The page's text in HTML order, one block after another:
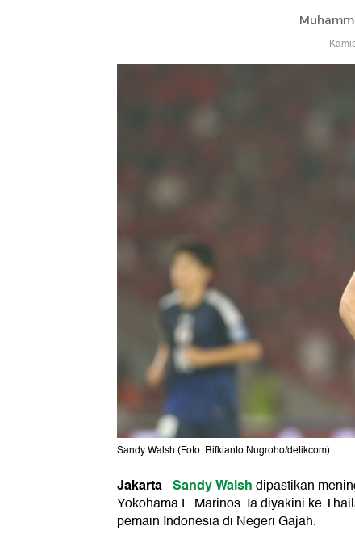
Sandy Walsh (Foto: Rifkianto Nugroho/detikcom)
Jakarta-Sandy Walshdipastikan
Yokohama F. Marinos. Ia diyakini ke
pemain Indonesia di Negeri Gajah.